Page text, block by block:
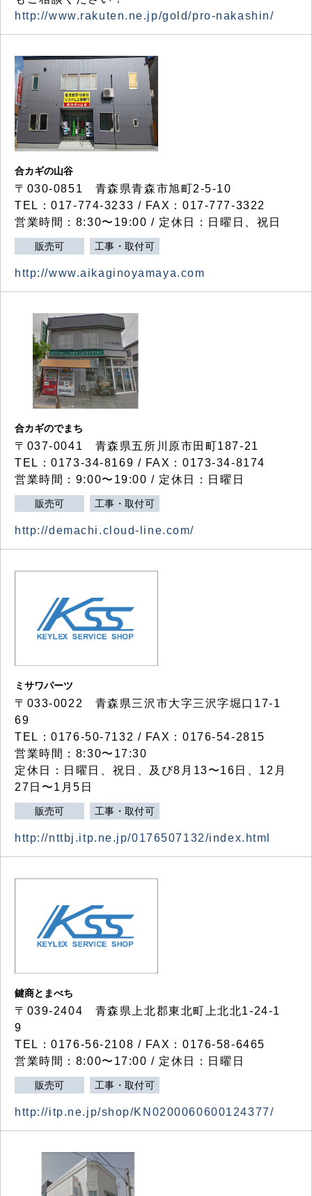
http://www.rakuten.ne.jp/gold/pro-nakashin/
合カギの山谷
〒030-0851 青森県青森市旭町2-5-10
TEL：017-774-3233 / FAX：017-777-3322
営業時間：8:30〜19:00 / 定休日：日曜日、祝日
販売可 工事・取付可
http://www.aikaginoyamaya.com
合カギのでまち
〒037-0041 青森県五所川原市田町187-21
TEL：0173-34-8169 / FAX：0173-34-8174
営業時間：9:00〜19:00 / 定休日：日曜日
販売可 工事・取付可
http://demachi.cloud-line.com/
ミサワパーツ
〒033-0022 青森県三沢市大字三沢字堀口17-1
69
TEL：0176-50-7132 / FAX：0176-54-2815
営業時間：8:30〜17:30
定休日：日曜日、祝日、及び8月13〜16日、12月
27日〜1月5日
販売可 工事・取付可
http://nttbj.itp.ne.jp/0176507132/index.html
鍵商とまべち
〒039-2404 青森県上北郡東北町上北北1-24-1
9
TEL：0176-56-2108 / FAX：0176-58-6465
営業時間：8:00〜17:00 / 定休日：日曜日
販売可 工事・取付可
http://itp.ne.jp/shop/KN0200060600124377/